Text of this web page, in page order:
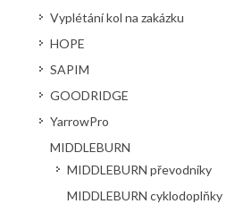
Vyplétání kol na zakázku
HOPE
SAPIM
GOODRIDGE
YarrowPro
MIDDLEBURN
MIDDLEBURN převodníky
MIDDLEBURN cyklodoplňky